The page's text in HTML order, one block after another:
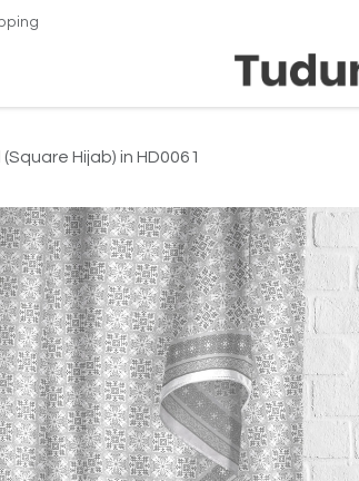
About Us
Hijab) in HD0061